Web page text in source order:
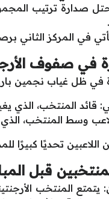
20 نقطة، حيث تسعى لتقليص الفارق مع الأرجنتين وتعزيز فرصها
في صفوف
في ظل غياب نجمين
قائد المنتخب، الذي
لاعب وسط المنتخب،
اللاعبين تحديًا كبيرًا
قبل
يتمتع المنتخب